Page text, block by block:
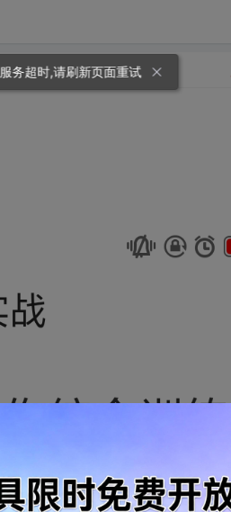
服务超时,请刷新页面重试